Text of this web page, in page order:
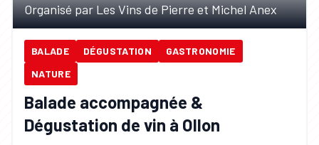
Organisé par Les Vins de Pierre et Michel Anex
BALADE DÉGUSTATION
GASTRONOMIE
NATURE
Balade accompagnée &
Dégustation de vin à Ollon